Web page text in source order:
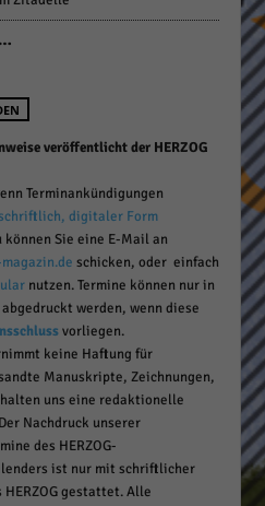
veröffentlicht der HERZOG
Terminankündigungen
digitaler Form
Sie eine E-Mail an
schicken, oder einfach
nutzen. Termine können nur in
werden, wenn diese
vorliegen.
keine Haftung für
Manuskripte, Zeichnungen,
uns eine redaktionelle
Nachdruck unserer
des HERZOG-
ist nur mit schriftlicher
HERZOG gestattet. Alle